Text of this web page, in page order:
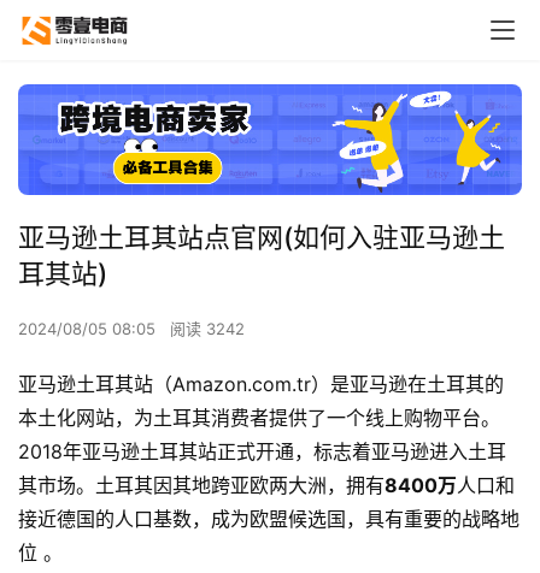
亚马逊土耳其站点官网(如何入驻亚马逊土
耳其站)
2024/08/05 08:05 阅读 3242
亚马逊土耳其站（Amazon.com.tr）是亚马逊在土耳其的
本土化网站，为土耳其消费者提供了一个线上购物平台。
2018年亚马逊土耳其站正式开通，标志着亚马逊进入土耳
其市场。土耳其因其地跨亚欧两大洲，拥有8400万人口和
接近德国的人口基数，成为欧盟候选国，具有重要的战略地
位 。